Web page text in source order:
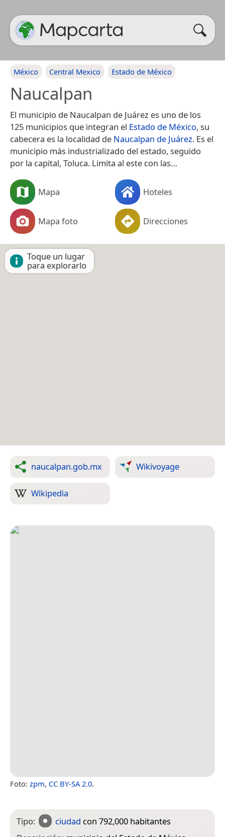
México Central Mexico Estado de México
Naucalpan
El municipio de Naucalpan de Juárez es uno de los
125 municipios que integran el Estado de México, su
cabecera es la localidad de Naucalpan de Juárez. Es el
municipio más industrializado del estado, seguido
por la capital, Toluca.​ Limita al este con las…
Mapa Hoteles
Mapa foto Direcciones
Toque un lugar
para explorarlo
naucalpan.gob.mx Wikivoyage
Wikipedia
Foto: zpm, CC BY-SA 2.0.
Tipo: ciudad con 792,000 habitantes